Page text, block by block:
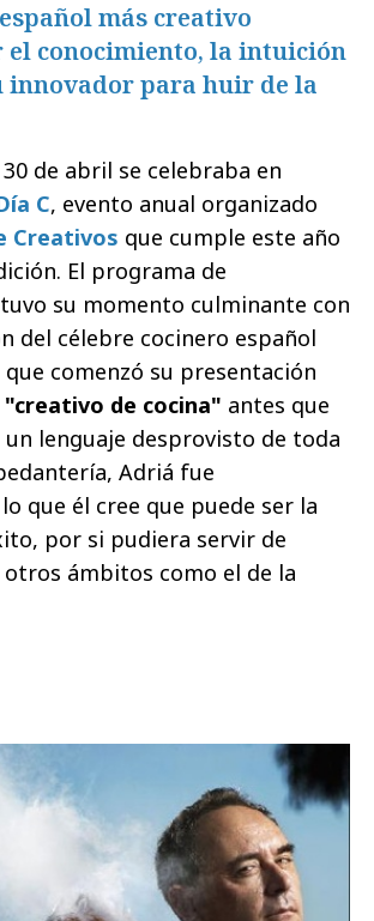
más creativo
el conocimiento, la intuición
innovador para huir de la
de abril se celebraba en
C, evento anual organizado
Creativos que cumple este año
El programa de
su momento culminante con
del célebre cocinero español
que comenzó su presentación
"creativo de cocina" antes que
un lenguaje desprovisto de toda
Adriá fue
que él cree que puede ser la
por si pudiera servir de
ámbitos como el de la